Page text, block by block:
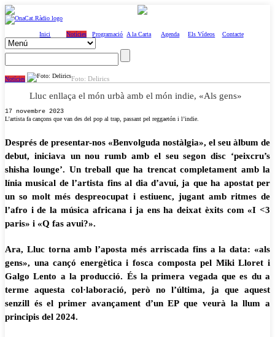
Inici Notícies Programació A la Carta Agenda Els Vídeos Contacte
Notícies Foto: Delirics
Lluc enllaça el món urbà amb el món indie, «Als gens»
17 novembre 2023
L’artista fa cançons que van des del pop al trap, passant pel reggaetón i l’indie.
Després de presentar-nos «Benvolguda nostàlgia», el seu àlbum de
debut, iniciava un nou rumb amb el seu segon disc ‘peixcru’s
shisha lounge’. Un treball que ha trencat completament amb la
línia musical de l’artista fins al dia d’avui, ja que ha apostat per
un so molt més despreocupat i estiuenc, jugant amb ritmes de
l’afro i de la música africana i ja ens ha deixat èxits com «I <3
paris» i «Q fas avui?».
Ara, Lluc torna amb l’aposta més arriscada fins a la data: «als
gens», una cançó energètica i fosca composta pel Miki Lloret i
Galgo Lento a la producció. És la primera vegada que es du a
terme aquesta col·laboració, però no l’última, ja que aquest
senzill és el primer avançament d’un EP que veurà la llum a
principis del 2024.